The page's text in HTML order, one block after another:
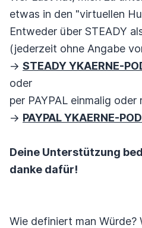
etwas in den "virtuellen
Entweder über STEADY
(jederzeit ohne Angabe
-> STEADY YKAERNE-
oder
per PAYPAL einmalig oder
-> PAYPAL YKAERNE-
Deine Unterstützung
danke dafür!
Wie definiert man Würde?